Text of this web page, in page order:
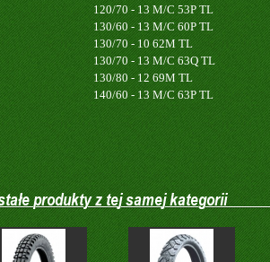
120/70 - 13 M/C 53P TL
130/60 - 13 M/C 60P TL
130/70 - 10 62M TL
130/70 - 13 M/C 63Q TL
130/80 - 12 69M TL
140/60 - 13 M/C 63P TL